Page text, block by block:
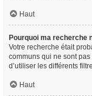
Haut
Pourquoi ma recherche
Votre recherche était
communs qui ne sont
d’utiliser les différents
Haut